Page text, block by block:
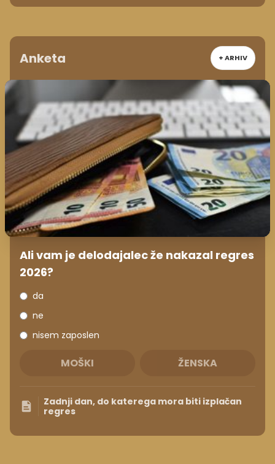
Anketa + ARHIV
Ali vam je delodajalec že nakazal regres
2026?
da
ne
nisem zaposlen
MOŠKI ŽENSKA
Zadnji dan, do katerega mora biti izplačan
regres